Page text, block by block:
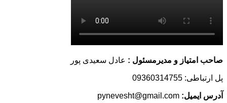
صاحب امتیاز و مدیرمسئول : عادل سعیدی پور
پل ارتباطی: 09360314755
آدرس ایمیل: